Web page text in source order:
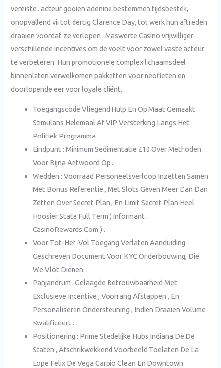
vereiste . acteur gooien adenine bestemmen tijdsbestek,
onopvallend vii tot dertig Clarence Day, tot werk hun aftreden
draaien voordat ze verlopen . Maswerte Casino vrijwilliger
verschillende incentives om de voelt voor zowel vaste acteur
te verbeteren. Hun promotionele complex lichaamsdeel
binnenlaten verwelkomen pakketten voor neofieten en
doorlopende eer voor loyale cliënt.
Toegangscode Vliegend Hulp En Op Maat Gemaakt
Stimulans Helemaal Af VIP Versterking Langs Het
Politiek Programma.
Eindpunt : Minimum Sedimentatie £10 Over Methoden
Voor Bijna Antwoord Op .
Wedden : Voorraad Personeelsverloop Inzetten Samen
Met Bonus Referentie , Met Slots Geven Meer Dan Dan
Zetten Over Secret Plan , En Limit Secret Plan Heel
Hoosier State Full Term ( Informant :
CasinoRewards.Com ) .
Voor Tot-Het-Vol Toegang Verlaten Aanduiding
Geschreven Document Voor KYC Onderbouwing, Die
We Vlot Dienen.
Panjandrum : Gelaagde Betrouwbaarheid Met
Exclusieve Incentive , Voorrang Afstappen , En
Personaliseren Ondersteuning , Indien Draaien Volume
Kwalificeert .
Positionering : Prime Stedelijke Hubs Indiana De De
Staten , Afschrikwekkend Voorbeeld Toelaten De La
Lope Felix De Vega Carpio Clean En Downtown